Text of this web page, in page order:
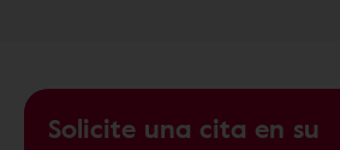
Solicite una cita en su